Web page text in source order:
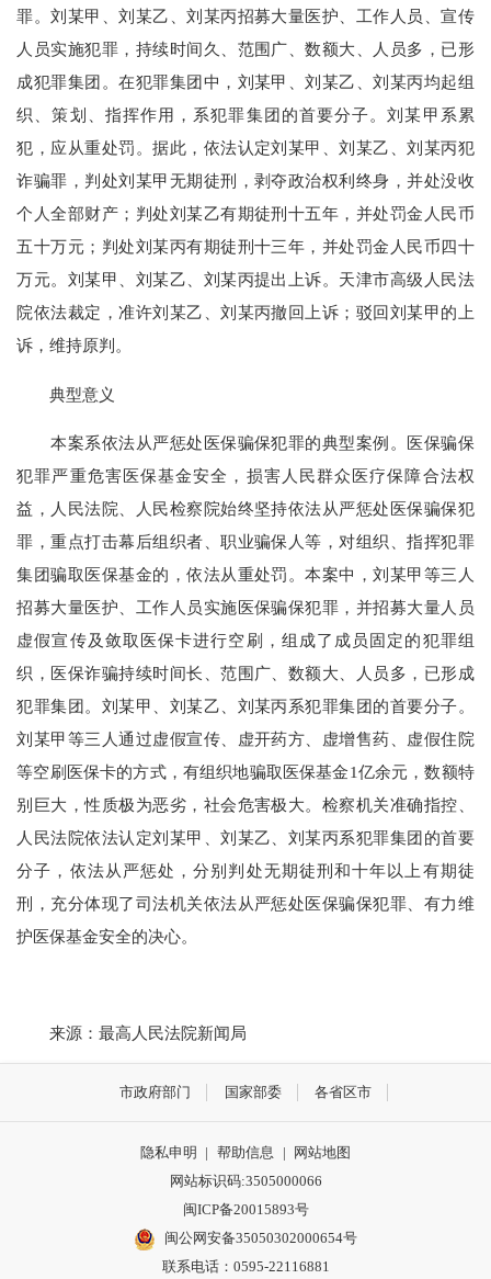
罪。刘某甲、刘某乙、刘某丙招募大量医护、工作人员、宣传
人员实施犯罪，持续时间久、范围广、数额大、人员多，已形
成犯罪集团。在犯罪集团中，刘某甲、刘某乙、刘某丙均起组
织、策划、指挥作用，系犯罪集团的首要分子。刘某甲系累
犯，应从重处罚。据此，依法认定刘某甲、刘某乙、刘某丙犯
诈骗罪，判处刘某甲无期徒刑，剥夺政治权利终身，并处没收
个人全部财产；判处刘某乙有期徒刑十五年，并处罚金人民币
五十万元；判处刘某丙有期徒刑十三年，并处罚金人民币四十
万元。刘某甲、刘某乙、刘某丙提出上诉。天津市高级人民法
院依法裁定，准许刘某乙、刘某丙撤回上诉；驳回刘某甲的上
诉，维持原判。
典型意义
本案系依法从严惩处医保骗保犯罪的典型案例。医保骗保
犯罪严重危害医保基金安全，损害人民群众医疗保障合法权
益，人民法院、人民检察院始终坚持依法从严惩处医保骗保犯
罪，重点打击幕后组织者、职业骗保人等，对组织、指挥犯罪
集团骗取医保基金的，依法从重处罚。本案中，刘某甲等三人
招募大量医护、工作人员实施医保骗保犯罪，并招募大量人员
虚假宣传及敛取医保卡进行空刷，组成了成员固定的犯罪组
织，医保诈骗持续时间长、范围广、数额大、人员多，已形成
犯罪集团。刘某甲、刘某乙、刘某丙系犯罪集团的首要分子。
刘某甲等三人通过虚假宣传、虚开药方、虚增售药、虚假住院
等空刷医保卡的方式，有组织地骗取医保基金1亿余元，数额特
别巨大，性质极为恶劣，社会危害极大。检察机关准确指控、
人民法院依法认定刘某甲、刘某乙、刘某丙系犯罪集团的首要
分子，依法从严惩处，分别判处无期徒刑和十年以上有期徒
刑，充分体现了司法机关依法从严惩处医保骗保犯罪、有力维
护医保基金安全的决心。
来源：最高人民法院新闻局
市政府部门 国家部委 各省区市
隐私申明 | 帮助信息 |
网站地图
网站标识码:3505000066
闽ICP备20015893号
闽公网安备35050302000654号
联系电话：0595-22116881